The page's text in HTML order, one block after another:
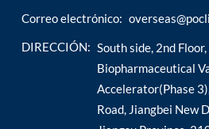
Correo electrónico:
DIRECCIÓN: South side, 2nd
Biopharmaceutical
Accelerator(Phase
Road, Jiangbei New